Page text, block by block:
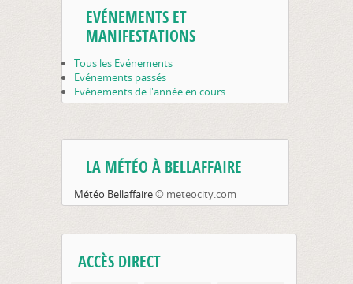
EVÉNEMENTS ET
MANIFESTATIONS
Tous les Evénements
Evénements passés
Evénements de l'année en cours
LA MÉTÉO À BELLAFFAIRE
Météo Bellaffaire© meteocity.com
ACCÈS DIRECT